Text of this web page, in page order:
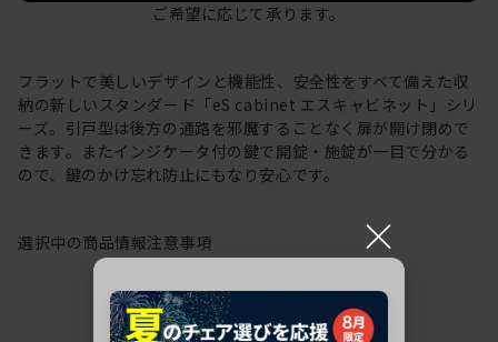
ご希望に応じて承ります。
フラットで美しいデザインと機能性、安全性をすべて備えた収
納の新しいスタンダード「eS cabinet エスキャビネット」シリ
ーズ。引戸型は後方の通路を邪魔することなく扉が開け閉めで
きます。またインジケータ付の鍵で開錠・施錠が一目で分かる
ので、鍵のかけ忘れ防止にもなり安心です。
選択中の商品情報注意事項 ×